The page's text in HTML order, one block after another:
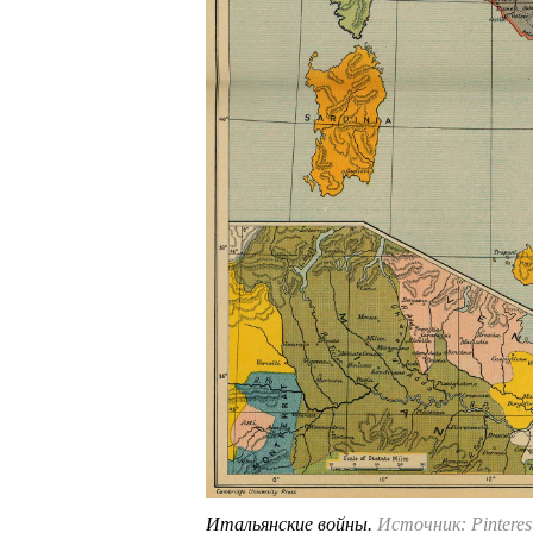
Итальянские войны. Источник: